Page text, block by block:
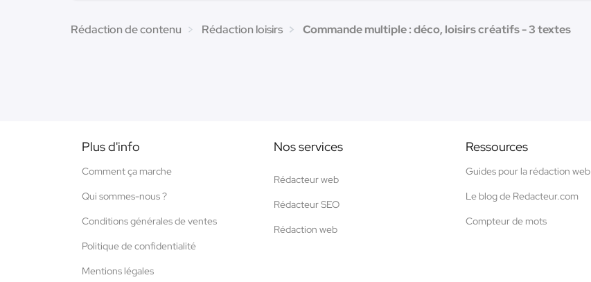
Rédaction de contenu Rédaction loisirs Commande multiple : déco, loisirs créatifs - 3 textes
Plus d'info
Comment ça marche
Qui sommes-nous ?
Conditions générales de ventes
Politique de confidentialité
Mentions légales
Nos services
Rédacteur web
Rédacteur SEO
Rédaction web
Ressources
Guides pour la rédaction web
Le blog de Redacteur.com
Compteur de mots